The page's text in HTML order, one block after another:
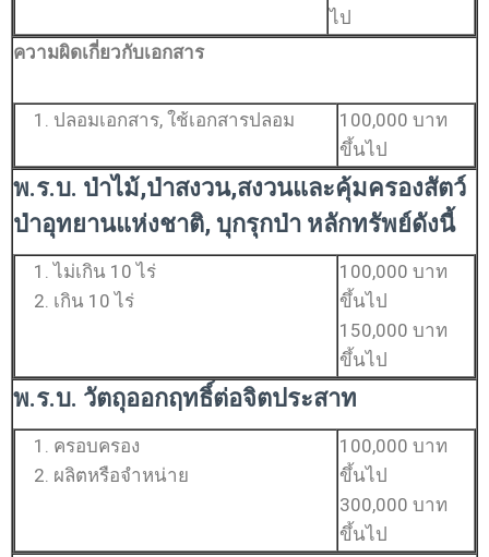
ไป
ความผิดเกี่ยวกับเอกสาร
ปลอมเอกสาร, ใช้เอกสารปลอม
100,000 บาท
ขึ้นไป
พ.ร.บ. ป่าไม้,ป่าสงวน,สงวนและคุ้มครองสัตว์
ป่าอุทยานแห่งชาติ, บุกรุกป่า หลักทรัพย์ดังนี้
ไม่เกิน 10 ไร่
เกิน 10 ไร่
100,000 บาท
ขึ้นไป
150,000 บาท
ขึ้นไป
พ.ร.บ. วัตถุออกฤทธิ์ต่อจิตประสาท
ครอบครอง
ผลิตหรือจำหน่าย
100,000 บาท
ขึ้นไป
300,000 บาท
ขึ้นไป